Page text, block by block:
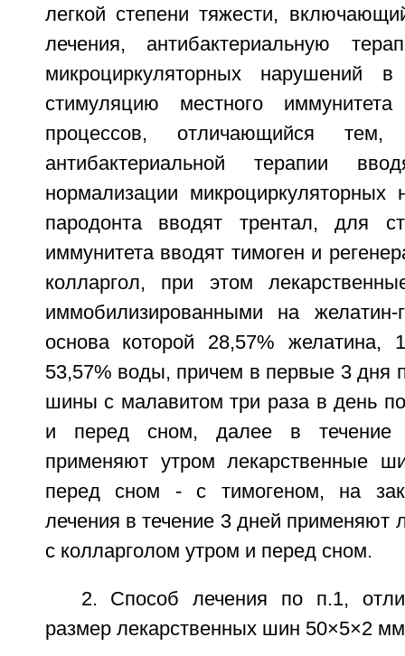
легкой степени тяжести,
лечения, антибактериальную
микроциркуляторных нарушений в
стимуляцию местного
процессов, отличающийся
антибактериальной терапии
нормализации микроциркуляторных
пародонта вводят трентал, для
иммунитета вводят тимоген и
колларгол, при этом
иммобилизированными на желатин-
основа которой 28,57% желатина,
53,57% воды, причем в первые 3 дня
шины с малавитом три раза в день
и перед сном, далее в течение
применяют утром лекарственные
перед сном - с тимогеном, на
лечения в течение 3 дней применяют
с колларголом утром и перед сном.
2. Способ лечения по п.1,
размер лекарственных шин 50×5×2